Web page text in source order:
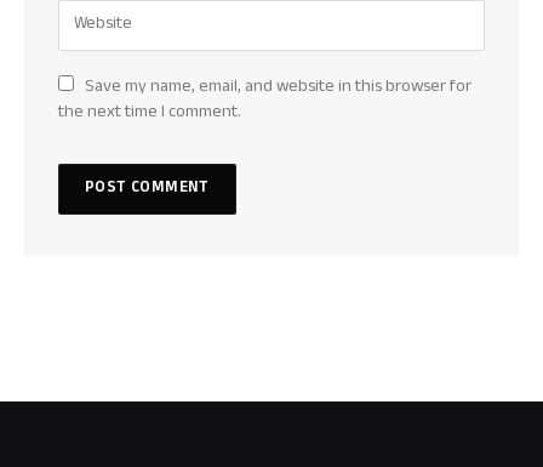
Save my name, email, and website in this browser for
the next time I comment.